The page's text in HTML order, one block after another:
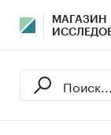
МАГАЗИН